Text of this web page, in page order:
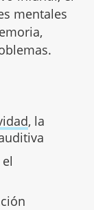
mentales
, la